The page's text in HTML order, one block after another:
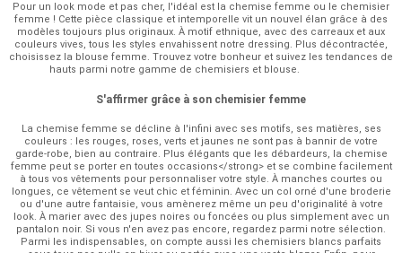
Pour un look mode et pas cher, l'idéal est la chemise femme ou le chemisier
femme ! Cette pièce classique et intemporelle vit un nouvel élan grâce à des
modèles toujours plus originaux. À motif ethnique, avec des carreaux et aux
couleurs vives, tous les styles envahissent notre dressing. Plus décontractée,
choisissez la blouse femme. Trouvez votre bonheur et suivez les tendances de
hauts parmi notre gamme de chemisiers et blouse.
S'affirmer grâce à son chemisier femme
La chemise femme se décline à l'infini avec ses motifs, ses matières, ses
couleurs : les rouges, roses, verts et jaunes ne sont pas à bannir de votre
garde-robe, bien au contraire. Plus élégants que les débardeurs, la chemise
femme peut se porter en toutes occasions</strong> et se combine facilement
à tous vos vêtements pour personnaliser votre style. À manches courtes ou
longues, ce vêtement se veut chic et féminin. Avec un col orné d'une broderie
ou d'une autre fantaisie, vous amènerez même un peu d'originalité à votre
look. À marier avec des jupes noires ou foncées ou plus simplement avec un
pantalon noir. Si vous n'en avez pas encore, regardez parmi notre sélection.
Parmi les indispensables, on compte aussi les chemisiers blancs parfaits